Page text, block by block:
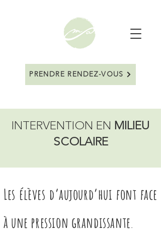
PRENDRE RENDEZ-VOUS
INTERVENTION EN MILIEU
SCOLAIRE
Les élèves d’aujourd’hui font face
à une pression grandissante.